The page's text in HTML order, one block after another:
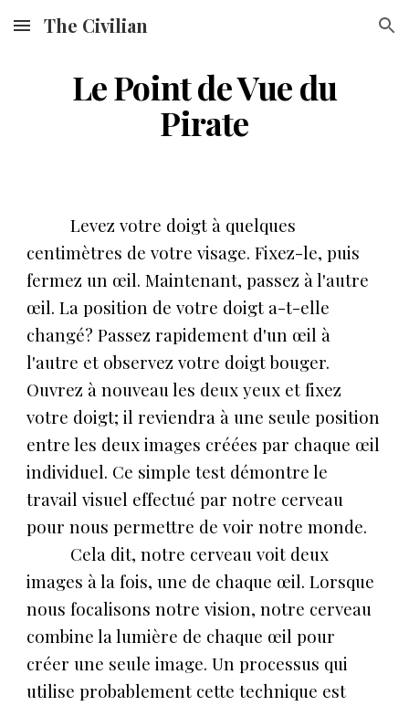
Skip to main content Skip to navigation
The Civilian
Le Point de Vue du
Pirate
Levez votre doigt à quelques
centimètres de votre visage. Fixez-le, puis
fermez un œil. Maintenant, passez à l'autre
œil. La position de votre doigt a-t-elle
changé? Passez rapidement d'un œil à
l'autre et observez votre doigt bouger.
Ouvrez à nouveau les deux yeux et fixez
votre doigt; il reviendra à une seule position
entre les deux images créées par chaque œil
individuel. Ce simple test démontre le
travail visuel effectué par notre cerveau
pour nous permettre de voir notre monde.
Cela dit, notre cerveau voit deux
images à la fois, une de chaque œil. Lorsque
nous focalisons notre vision, notre cerveau
combine la lumière de chaque œil pour
créer une seule image. Un processus qui
utilise probablement cette technique est